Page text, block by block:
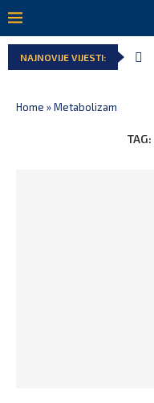
NAJNOVIJE VIJESTI:
Home »Metabolizam
TAG: